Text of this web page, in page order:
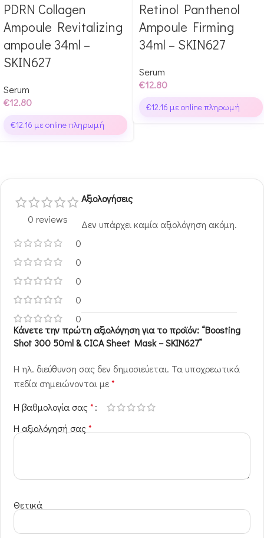
Αγόρασε & κέρδισε 128
Glow Points!
PDRN Collagen
Ampoule Revitalizing
ampoule 34ml –
SKIN627
Serum
€12.80
€12.16 με online πληρωμή
Αγόρασε & κέρδισε 128
Glow Points!
Retinol Panthenol
Ampoule Firming
34ml – SKIN627
Serum
€12.80
€12.16 με online πληρωμή
0 reviews
0
0
0
0
0
Αξιολογήσεις
Δεν υπάρχει καμία αξιολόγηση ακόμη.
Κάνετε την πρώτη αξιολόγηση για το προϊόν: “Boosting
Shot 300 50ml & CICA Sheet Mask – SKIN627”
Η ηλ. διεύθυνση σας δεν δημοσιεύεται. Τα υποχρεωτικά
πεδία σημειώνονται με*
Η βαθμολογία σας*
Η αξιολόγησή σας*
Θετικά